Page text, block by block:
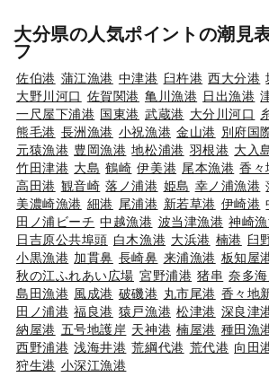
大分県の人気ポイントの潮見
フ
佐伯港 蒲江漁港 中津港 臼杵港 西大分港
大野川河口 佐賀関港 亀川漁港 日出漁港
一尺屋下浦港 国東港 武蔵港 大分川河口
熊毛港 長洲漁港 小祝漁港 金山港 別府国
元猿漁港 豊岡漁港 地松浦港 羽根港 大入
竹田津港 大島 鶴崎 伊美港 尾本漁港 香々
高田港 観音崎 落ノ浦港 姫島 幸ノ浦漁港
美濃崎漁港 細港 尾浦港 新若草港 伊崎港
田ノ浦ビーチ 中越漁港 波当津漁港 神崎
日吉原公共埠頭 白木漁港 大浜港 楠港 臼
小黒漁港 加貫鼻 長崎鼻 来浦漁港 板知屋
秋の江ふれあい広場 宮野浦港 猪串 奈多
島田漁港 風成港 破磯港 丸市尾港 香々地
田ノ浦港 福良港 猿戸漁港 松津港 深良津
納屋港 五号地護岸 天神港 楠屋港 種田漁
西野浦港 浅海井港 荒綱代港 荒代港 向田
狩生港 小深江漁港